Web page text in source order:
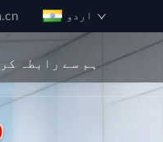
اردو
ہم سے رابطہ